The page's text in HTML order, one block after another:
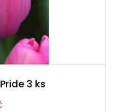
3 ks